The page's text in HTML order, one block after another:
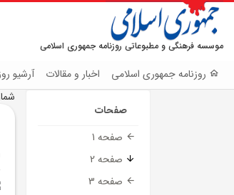
موسسه فرهنگی و مطبوعاتی روزنامه جمهوری اسلامی
روزنامه جمهوری اسلامی اخبار و مقالات آرشیو
صفحات
صفحه 1
صفحه 2
صفحه 3
شماره